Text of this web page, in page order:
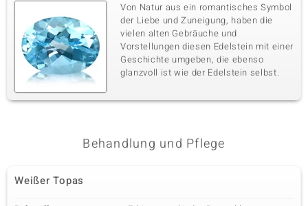
Von Natur aus ein romantisches Symbol
der Liebe und Zuneigung, haben die
vielen alten Gebräuche und
Vorstellungen diesen Edelstein mit einer
Geschichte umgeben, die ebenso
glanzvoll ist wie der Edelstein selbst.
Behandlung und Pflege
Weißer Topas